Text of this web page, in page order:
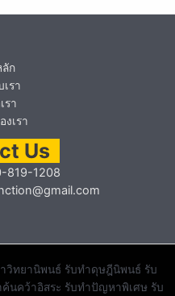
ก
เรา
รา
งเรา
Us
819-1208
วิทยานิพนธ์ รับทำดุษฎีนิพนธ์ รับ
นคว้าอิสระ รับทำปัญหาพิเศษ รับ